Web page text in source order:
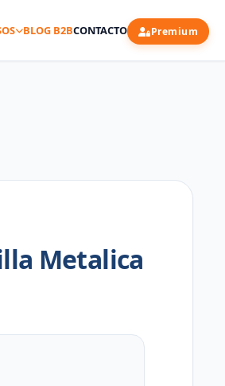
BLOG B2BCONTACTO Premium
Metalica